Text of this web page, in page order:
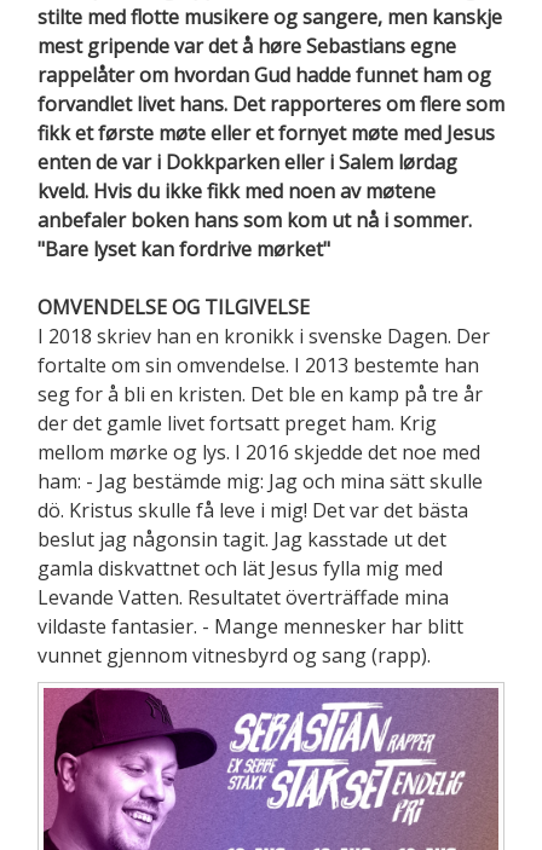
stilte med flotte musikere og sangere, men kanskje
mest gripende var det å høre Sebastians egne
rappelåter om hvordan Gud hadde funnet ham og
forvandlet livet hans. Det rapporteres om flere som
fikk et første møte eller et fornyet møte med Jesus
enten de var i Dokkparken eller i Salem lørdag
kveld. Hvis du ikke fikk med noen av møtene
anbefaler boken hans som kom ut nå i sommer.
"Bare lyset kan fordrive mørket"
OMVENDELSE OG TILGIVELSE
I 2018 skriev han en kronikk i svenske Dagen. Der
fortalte om sin omvendelse. I 2013 bestemte han
seg for å bli en kristen. Det ble en kamp på tre år
der det gamle livet fortsatt preget ham. Krig
mellom mørke og lys. I 2016 skjedde det noe med
ham: - Jag bestämde mig: Jag och mina sätt skulle
dö. Kristus skulle få leve i mig! Det var det bästa
beslut jag någonsin tagit. Jag kasstade ut det
gamla diskvattnet och lät Jesus fylla mig med
Levande Vatten. Resultatet överträffade mina
vildaste fantasier. - Mange mennesker har blitt
vunnet gjennom vitnesbyrd og sang (rapp).